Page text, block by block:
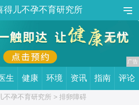
得儿不孕不育研究所
生 健康 环境 资讯 指南 评论
不孕不育研究所 > 排卵障碍